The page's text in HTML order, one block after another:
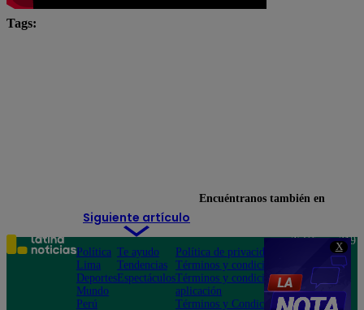
X
Tags:
Siguiente artículo
Encuéntranos también en
Política
Lima
Deportes
Mundo
Perú
Te ayudo
Tendencias
Espectáculos
Política de privacidad
Términos y condiciones
Términos y condiciones
aplicación
Términos y Condiciones
Teléfono: 219
Av. San
Felipe 968
Jesús María